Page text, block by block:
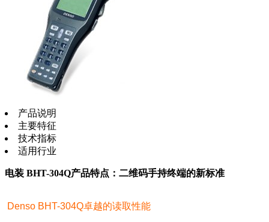
产品说明
主要特征
技术指标
适用行业
电装 BHT-304Q产品特点：二维码手持终端的新标准
Denso BHT-304Q卓越的读取性能